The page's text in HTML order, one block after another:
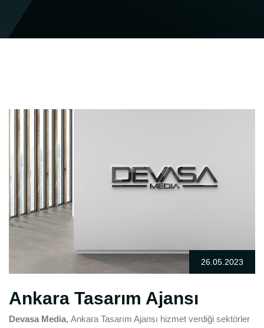
26.05.2023
Ankara Tasarım Ajansı
Devasa Media, Ankara Tasarım Ajansı hizmet verdiği sektörler